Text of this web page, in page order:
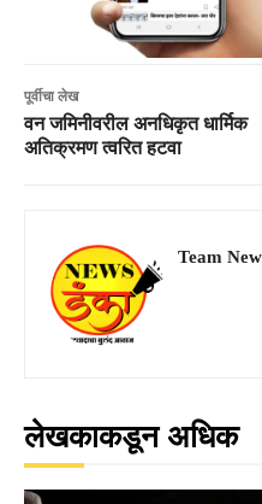
पूर्वीचा लेख
वन जमिनीवरील अनधिकृत धार्मिक
अतिक्रमण त्वरित हटवा
Team
लेखकाकडून अधिक